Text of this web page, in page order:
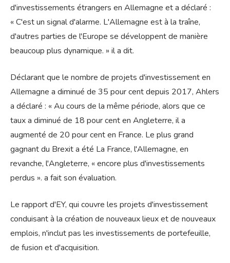
d'investissements étrangers en Allemagne et a déclaré :
« C'est un signal d'alarme. L'Allemagne est à la traîne,
d'autres parties de l'Europe se développent de manière
beaucoup plus dynamique. » il a dit.
Déclarant que le nombre de projets d'investissement en
Allemagne a diminué de 35 pour cent depuis 2017, Ahlers
a déclaré : « Au cours de la même période, alors que ce
taux a diminué de 18 pour cent en Angleterre, il a
augmenté de 20 pour cent en France. Le plus grand
gagnant du Brexit a été La France, l'Allemagne, en
revanche, l'Angleterre, « encore plus d'investissements
perdus ». a fait son évaluation.
Le rapport d'EY, qui couvre les projets d'investissement
conduisant à la création de nouveaux lieux et de nouveaux
emplois, n'inclut pas les investissements de portefeuille,
de fusion et d'acquisition.